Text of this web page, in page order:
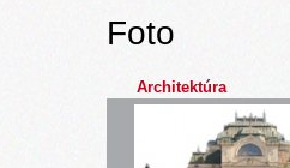
Foto
Architektúra